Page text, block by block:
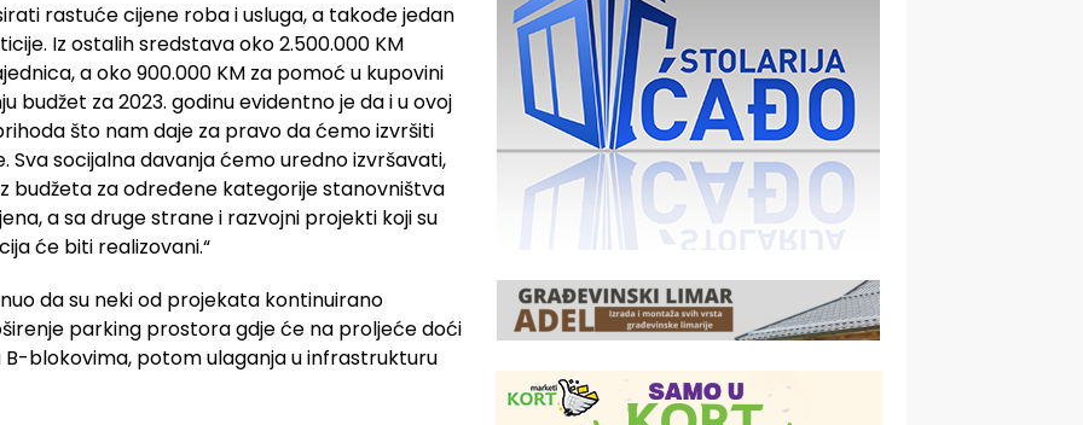
rastuće cijene roba i usluga, a takođe jedan
Iz ostalih sredstava oko 2.500.000 KM
a oko 900.000 KM za pomoć u kupovini
budžet za 2023. godinu evidentno je da i u ovoj
što nam daje za pravo da ćemo izvršiti
Sva socijalna davanja ćemo uredno izvršavati,
budžeta za određene kategorije stanovništva
a sa druge strane i razvojni projekti koji su
će biti realizovani.“
da su neki od projekata kontinuirano
parking prostora gdje će na proljeće doći
blokovima, potom ulaganja u infrastrukturu